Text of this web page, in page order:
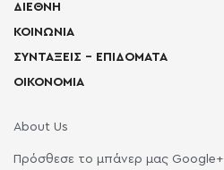
ΔΙΕΘΝΗ
ΚΟΙΝΩΝΙΑ
ΣΥΝΤΑΞΕΙΣ – ΕΠΙΔΟΜΑΤΑ
ΟΙΚΟΝΟΜΙΑ
About Us
Πρόσθεσε το μπάνερ μας Google+